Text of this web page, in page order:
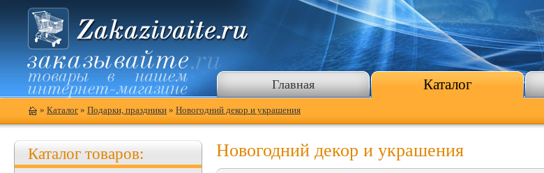
Главная Каталог
» Каталог » Подарки, праздники » Новогодний декор и украшения
Каталог товаров: Новогодний декор и украшения